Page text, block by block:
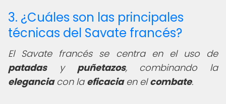
3. ¿Cuáles son las principales
técnicas del Savate francés?
El Savate francés se centra en el uso de
patadasy puñetazos, combinando la
eleganciacon la eficaciaen elcombate.